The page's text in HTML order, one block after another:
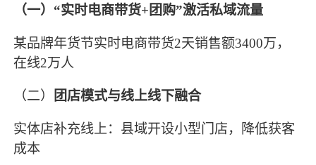
（一） “实时电商带货+团购”激活私域流量
某品牌年货节实时电商带货2天销售额3400万，
在线2万人
（二） 团店模式与线上线下融合
实体店补充线上：县域开设小型门店，降低获客
成本